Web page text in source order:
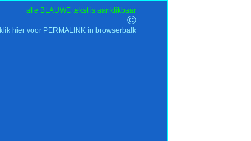
alle BLAUWE tekst is aanklikbaar
klik hier voor PERMALINK in browserbalk
©